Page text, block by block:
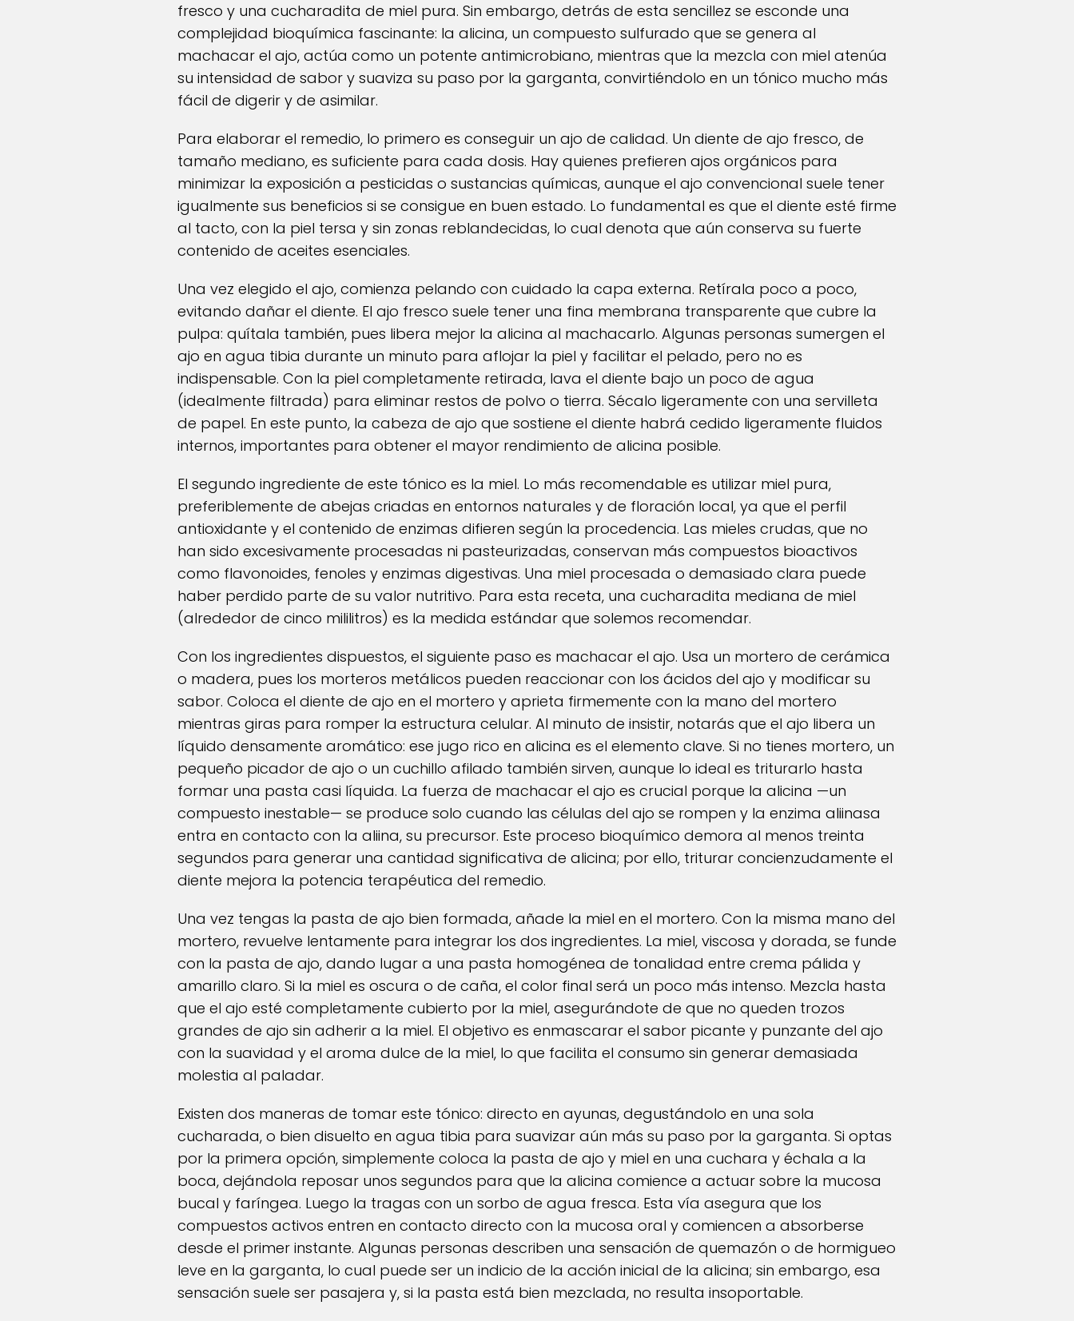
fresco y una cucharadita de miel pura. Sin embargo, detrás de esta sencillez se esconde una
complejidad bioquímica fascinante: la alicina, un compuesto sulfurado que se genera al
machacar el ajo, actúa como un potente antimicrobiano, mientras que la mezcla con miel atenúa
su intensidad de sabor y suaviza su paso por la garganta, convirtiéndolo en un tónico mucho más
fácil de digerir y de asimilar.
Para elaborar el remedio, lo primero es conseguir un ajo de calidad. Un diente de ajo fresco, de
tamaño mediano, es suficiente para cada dosis. Hay quienes prefieren ajos orgánicos para
minimizar la exposición a pesticidas o sustancias químicas, aunque el ajo convencional suele tener
igualmente sus beneficios si se consigue en buen estado. Lo fundamental es que el diente esté firme
al tacto, con la piel tersa y sin zonas reblandecidas, lo cual denota que aún conserva su fuerte
contenido de aceites esenciales.
Una vez elegido el ajo, comienza pelando con cuidado la capa externa. Retírala poco a poco,
evitando dañar el diente. El ajo fresco suele tener una fina membrana transparente que cubre la
pulpa: quítala también, pues libera mejor la alicina al machacarlo. Algunas personas sumergen el
ajo en agua tibia durante un minuto para aflojar la piel y facilitar el pelado, pero no es
indispensable. Con la piel completamente retirada, lava el diente bajo un poco de agua
(idealmente filtrada) para eliminar restos de polvo o tierra. Sécalo ligeramente con una servilleta
de papel. En este punto, la cabeza de ajo que sostiene el diente habrá cedido ligeramente fluidos
internos, importantes para obtener el mayor rendimiento de alicina posible.
El segundo ingrediente de este tónico es la miel. Lo más recomendable es utilizar miel pura,
preferiblemente de abejas criadas en entornos naturales y de floración local, ya que el perfil
antioxidante y el contenido de enzimas difieren según la procedencia. Las mieles crudas, que no
han sido excesivamente procesadas ni pasteurizadas, conservan más compuestos bioactivos
como flavonoides, fenoles y enzimas digestivas. Una miel procesada o demasiado clara puede
haber perdido parte de su valor nutritivo. Para esta receta, una cucharadita mediana de miel
(alrededor de cinco mililitros) es la medida estándar que solemos recomendar.
Con los ingredientes dispuestos, el siguiente paso es machacar el ajo. Usa un mortero de cerámica
o madera, pues los morteros metálicos pueden reaccionar con los ácidos del ajo y modificar su
sabor. Coloca el diente de ajo en el mortero y aprieta firmemente con la mano del mortero
mientras giras para romper la estructura celular. Al minuto de insistir, notarás que el ajo libera un
líquido densamente aromático: ese jugo rico en alicina es el elemento clave. Si no tienes mortero, un
pequeño picador de ajo o un cuchillo afilado también sirven, aunque lo ideal es triturarlo hasta
formar una pasta casi líquida. La fuerza de machacar el ajo es crucial porque la alicina —un
compuesto inestable— se produce solo cuando las células del ajo se rompen y la enzima aliinasa
entra en contacto con la aliina, su precursor. Este proceso bioquímico demora al menos treinta
segundos para generar una cantidad significativa de alicina; por ello, triturar concienzudamente el
diente mejora la potencia terapéutica del remedio.
Una vez tengas la pasta de ajo bien formada, añade la miel en el mortero. Con la misma mano del
mortero, revuelve lentamente para integrar los dos ingredientes. La miel, viscosa y dorada, se funde
con la pasta de ajo, dando lugar a una pasta homogénea de tonalidad entre crema pálida y
amarillo claro. Si la miel es oscura o de caña, el color final será un poco más intenso. Mezcla hasta
que el ajo esté completamente cubierto por la miel, asegurándote de que no queden trozos
grandes de ajo sin adherir a la miel. El objetivo es enmascarar el sabor picante y punzante del ajo
con la suavidad y el aroma dulce de la miel, lo que facilita el consumo sin generar demasiada
molestia al paladar.
Existen dos maneras de tomar este tónico: directo en ayunas, degustándolo en una sola
cucharada, o bien disuelto en agua tibia para suavizar aún más su paso por la garganta. Si optas
por la primera opción, simplemente coloca la pasta de ajo y miel en una cuchara y échala a la
boca, dejándola reposar unos segundos para que la alicina comience a actuar sobre la mucosa
bucal y faríngea. Luego la tragas con un sorbo de agua fresca. Esta vía asegura que los
compuestos activos entren en contacto directo con la mucosa oral y comiencen a absorberse
desde el primer instante. Algunas personas describen una sensación de quemazón o de hormigueo
leve en la garganta, lo cual puede ser un indicio de la acción inicial de la alicina; sin embargo, esa
sensación suele ser pasajera y, si la pasta está bien mezclada, no resulta insoportable.